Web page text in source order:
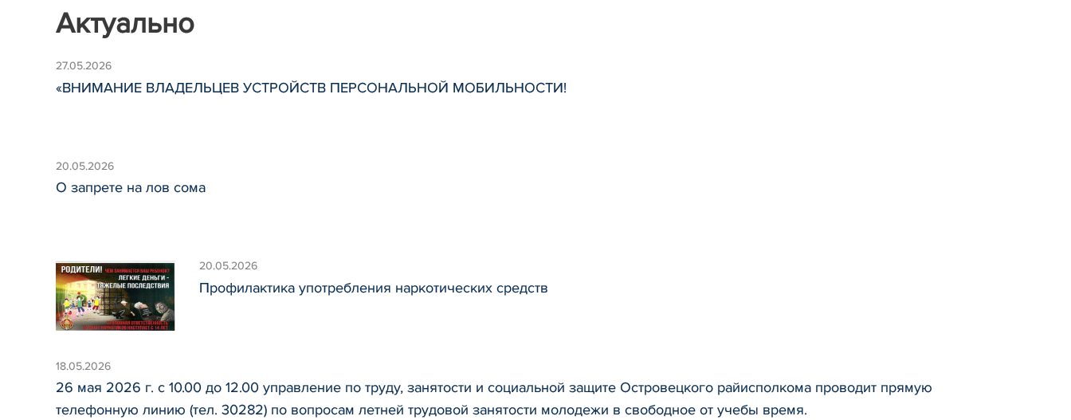
Актуально
27.05.2026
«ВНИМАНИЕ ВЛАДЕЛЬЦЕВ УСТРОЙСТВ ПЕРСОНАЛЬНОЙ МОБИЛЬНОСТИ!
20.05.2026
О запрете на лов сома
20.05.2026
Профилактика употребления наркотических средств
18.05.2026
26 мая 2026 г. с 10.00 до 12.00 управление по труду, занятости и социальной защите Островецкого райисполкома проводит прямую
телефонную линию (тел. 30282) по вопросам летней трудовой занятости молодежи в свободное от учебы время.